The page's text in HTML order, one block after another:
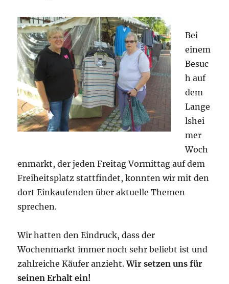
Bei
einem
Besuc
h auf
dem
Lange
lshei
mer
Woch
enmarkt, der jeden Freitag Vormittag auf dem
Freiheitsplatz stattfindet, konnten wir mit den
dort Einkaufenden über aktuelle Themen
sprechen.
Wir hatten den Eindruck, dass der
Wochenmarkt immer noch sehr beliebt ist und
zahlreiche Käufer anzieht.Wir setzen uns für
seinen Erhalt ein!